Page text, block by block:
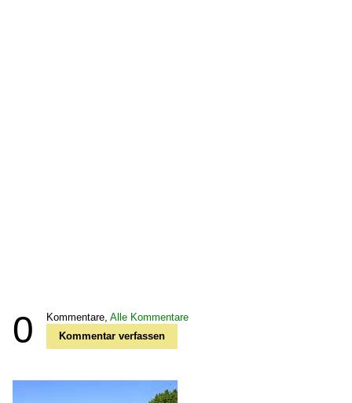
0 Kommentare, Alle Kommentare
Kommentar verfassen